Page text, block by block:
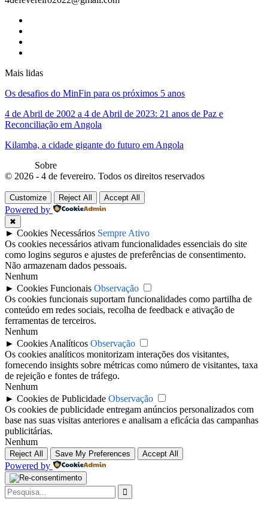
Mais lidas
Os desafios do MinFin para os próximos 5 anos
4 de Abril de 2002 a 4 de Abril de 2023: 21 anos de Paz e
Reconciliação em Angola
Kilamba, a cidade gigante do futuro em Angola
Sobre
© 2026 - 4 de fevereiro. Todos os direitos reservados
Customize Reject All Accept All
Powered by
✖
► Cookies Necessários Sempre Ativo
Os cookies necessários ativam funcionalidades essenciais do site
como logins seguros e ajustes de preferências de consentimento.
Não armazenam dados pessoais.
Nenhum
► Cookies Funcionais Observação
Os cookies funcionais suportam funcionalidades como partilha de
conteúdo em redes sociais, recolha de feedback e ativação de
ferramentas de terceiros.
Nenhum
► Cookies Analíticos Observação
Os cookies analíticos monitorizam interações dos visitantes,
fornecendo insights sobre métricas como número de visitantes, taxa
de rejeição e fontes de tráfego.
Nenhum
► Cookies de Publicidade Observação
Os cookies de publicidade entregam anúncios personalizados com
base nas suas visitas anteriores e analisam a eficácia das campanhas
publicitárias.
Nenhum
Reject All Save My Preferences Accept All
Powered by